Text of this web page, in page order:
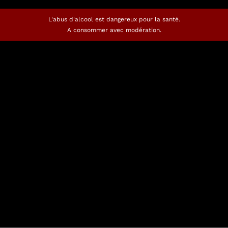
L'abus d'alcool est dangereux pour la santé.
A consommer avec modération.